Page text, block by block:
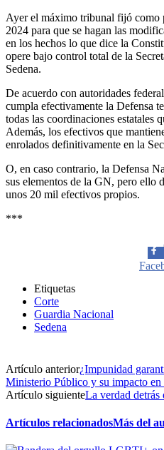
Ayer el máximo tribunal fijó como
2024 para que se hagan las
en los hechos lo que dice la
opere bajo control total de la
Sedena.
De acuerdo con autoridades
cumpla efectivamente la Defensa
todas las coordinaciones estatales
Además, los efectivos que
enrolados definitivamente en la
O, en caso contrario, la Defensa
sus elementos de la GN, pero ello
unos 20 mil efectivos propios.
***
Etiquetas
Corte
Guardia Nacional
Sedena
Artículo anterior¿Impunidad
Ministerio Público y su impacto en
Artículo siguienteLa verdad detrás
Artículos relacionadosMás del